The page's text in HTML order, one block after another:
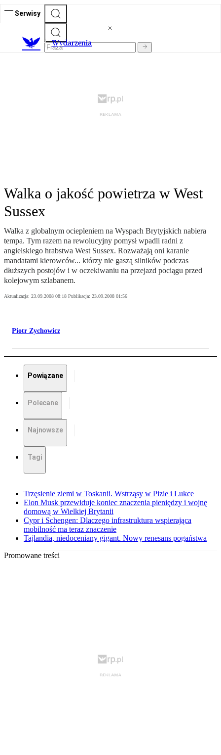
Serwisy
Wydarzenia
Walka o jakość powietrza w West
Sussex
Walka z globalnym ociepleniem na Wyspach Brytyjskich nabiera
tempa. Tym razem na rewolucyjny pomysł wpadli radni z
angielskiego hrabstwa West Sussex. Rozważają oni karanie
mandatami kierowców... którzy nie gaszą silników podczas
dłuższych postojów i w oczekiwaniu na przejazd pociągu przed
kolejowym szlabanem.
Aktualizacja: 23.09.2008 08:18 Publikacja: 23.09.2008 01:56
Piotr Zychowicz
Powiązane
Polecane
Najnowsze
Tagi
Trzęsienie ziemi w Toskanii. Wstrząsy w Pizie i Lukce
Elon Musk przewiduje koniec znaczenia pieniędzy i wojnę
domową w Wielkiej Brytanii
Cypr i Schengen: Dlaczego infrastruktura wspierająca
mobilność ma teraz znaczenie
Tajlandia, niedoceniany gigant. Nowy renesans pogaństwa
Promowane treści